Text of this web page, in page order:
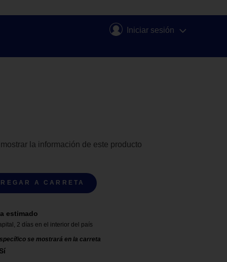
Iniciar sesión
la información de este producto
A CARRETA
estimado
, 2 días en el interior del país
se mostrará en la carreta